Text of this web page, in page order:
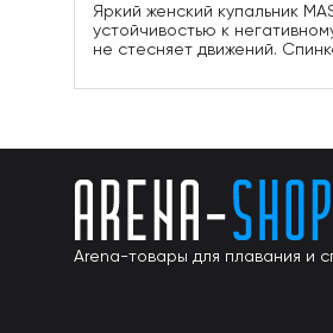
Яркий женский купальник
устойчивостью к
не стесняет движений.
Arena-товары для плавания и